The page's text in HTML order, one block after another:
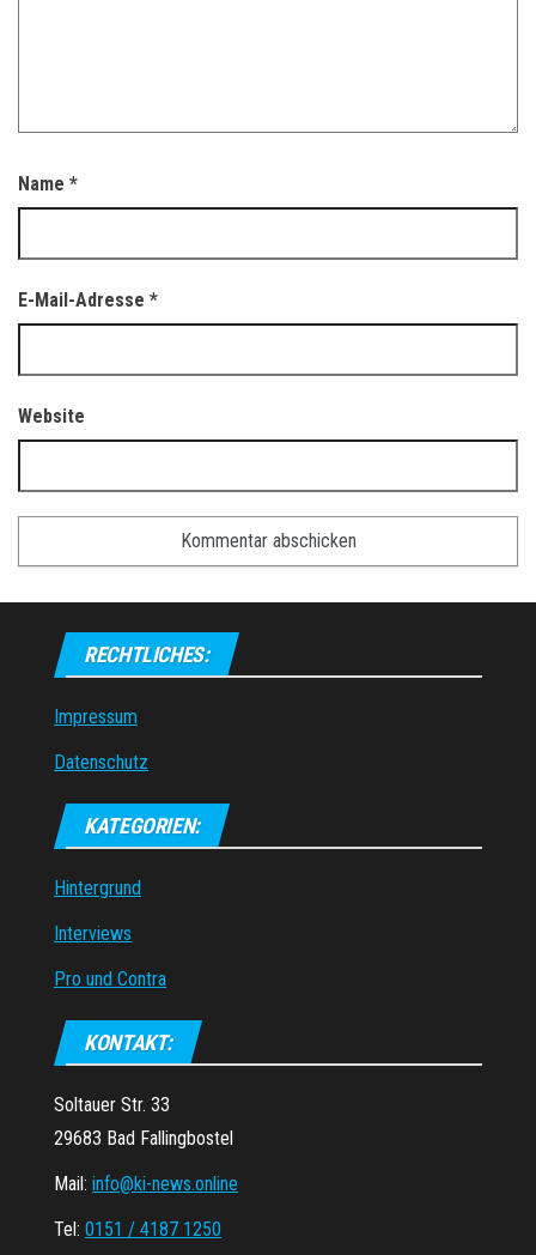
Name *
E-Mail-Adresse *
Website
RECHTLICHES:
Impressum
Datenschutz
KATEGORIEN:
Hintergrund
Interviews
Pro und Contra
KONTAKT:
Soltauer Str. 33
29683 Bad Fallingbostel
Mail: info@ki-news.online
Tel: 0151 / 4187 1250